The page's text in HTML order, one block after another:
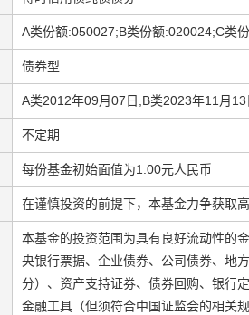
A类份额:050027;B类份额:020024;C类
债券型
A类2012年09月07日,B类2023年11月
不定期
每份基金初始面值为1.00元人民币
在谨慎投资的前提下，本基金力争获取
本基金的投资范围为具有良好流动性的
央银行票据、企业债券、公司债券、地
分）、资产支持证券、债券回购、银行
金融工具（但须符合中国证监会的相关